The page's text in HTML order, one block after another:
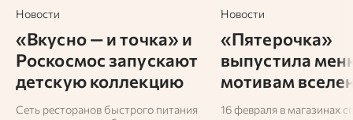
Новости
«Вкусно — и точка» и
Роскосмос запускают
детскую коллекцию
конструкторов
Сеть ресторанов быстрого питания
Новости
«Пятерочка»
выпустила
мотивам
«Короля и
16 февраля в магазинах